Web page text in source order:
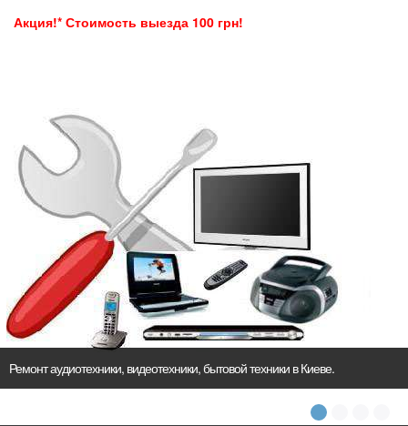
Акция!* Стоимость выезда 100 грн!
Ремонт аудиотехники, видеотехники, бытовой техники в Киеве.